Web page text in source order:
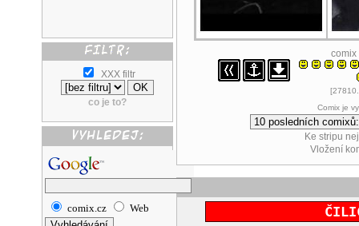
XXX filtr
co je to?
comix.cz Web
Comix je
Ke stripu
Vložení